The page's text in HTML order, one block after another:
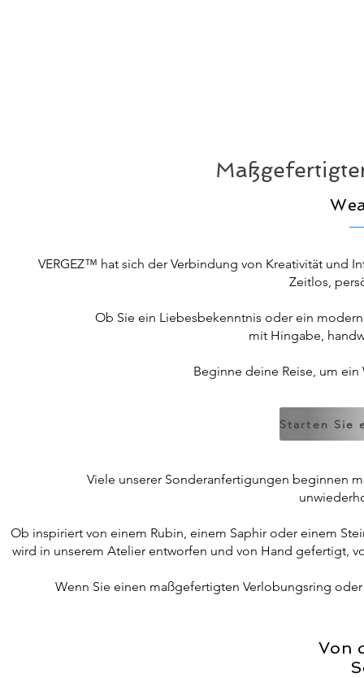
VERGEZ™ hat sich der Verbindung von Kreativität und
Zeitlos,
Ob Sie ein Liebesbekenntnis oder ein
mit Hingabe,
Beginne deine Reise, um
Viele unserer Sonderanfertigungen beginnen
Ob inspiriert von einem Rubin, einem Saphir oder einem
wird in unserem Atelier entworfen und von Hand gefertigt,
Wenn Sie einen maßgefertigten Verlobungsring
Von